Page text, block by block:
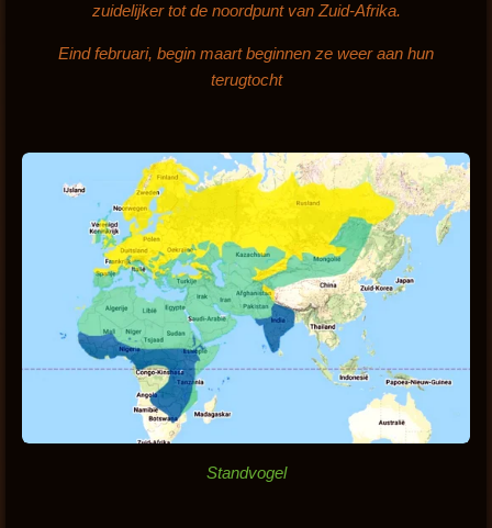
zuidelijker tot de noordpunt van Zuid-Afrika.
Eind februari, begin maart beginnen ze weer aan hun
terugtocht
Standvogel